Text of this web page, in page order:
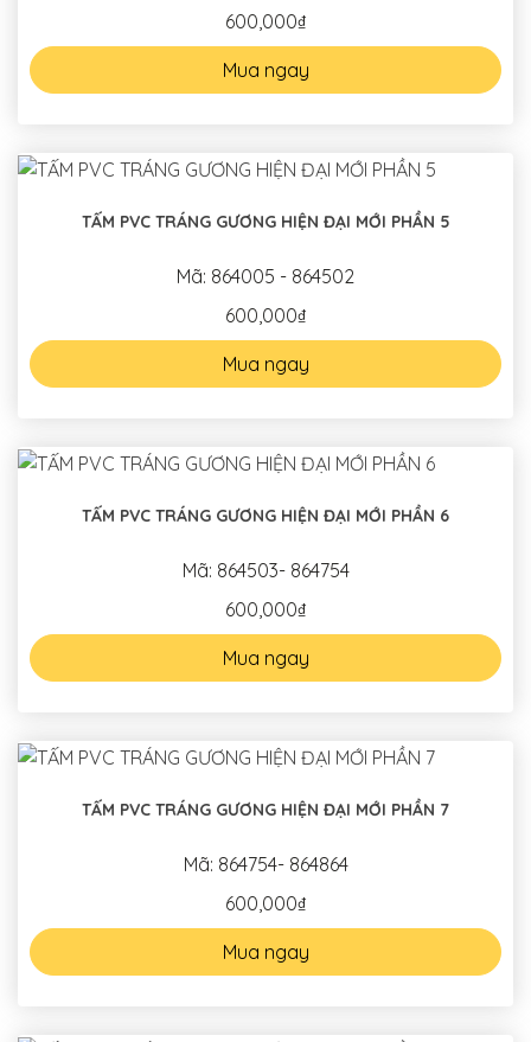
600,000₫
Mua ngay
TẤM PVC TRÁNG GƯƠNG HIỆN ĐẠI MỚI PHẦN 5
Mã: 864005 - 864502
600,000₫
Mua ngay
TẤM PVC TRÁNG GƯƠNG HIỆN ĐẠI MỚI PHẦN 6
Mã: 864503- 864754
600,000₫
Mua ngay
TẤM PVC TRÁNG GƯƠNG HIỆN ĐẠI MỚI PHẦN 7
Mã: 864754- 864864
600,000₫
Mua ngay